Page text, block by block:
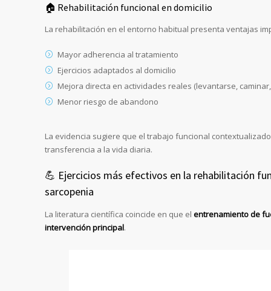
🏠 Rehabilitación funcional en domicilio
La rehabilitación en el entorno habitual presenta ventajas
Mayor adherencia al tratamiento
Ejercicios adaptados al domicilio
Mejora directa en actividades reales (levantarse,
Menor riesgo de abandono
La evidencia sugiere que el trabajo funcional
transferencia a la vida diaria.
💪 Ejercicios más efectivos en la rehabilitación
sarcopenia
La literatura científica coincide en que el entrenamiento de
intervención principal.